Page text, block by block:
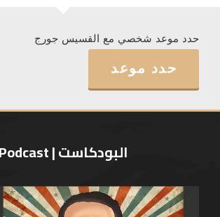
حدد موعد شخصي مع القسيس جورج
حدد موعد
البودكاست | Podcast